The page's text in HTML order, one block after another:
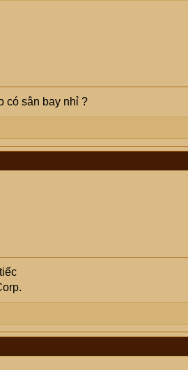
có sân bay nhỉ ?